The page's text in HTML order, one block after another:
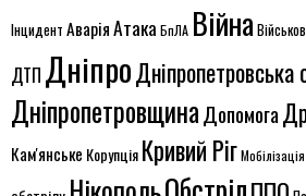
Інцидент АваріяАтака БпЛА Війна
ДТП ДніпроДніпропетровська
ДніпропетровщинаДопомога
Кам'янське КорупціяКривий РігМобілізація